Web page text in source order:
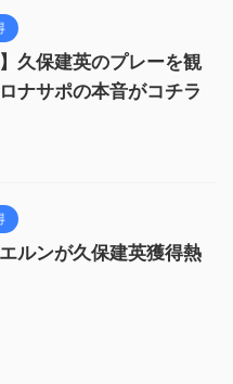
】久保建英のプレーを観
ナサポの本音がコチラ
エルンが久保建英獲得熱